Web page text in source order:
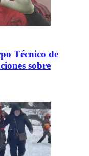
Técnico de
sobre